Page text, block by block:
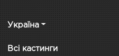
Україна
Всі кастинги